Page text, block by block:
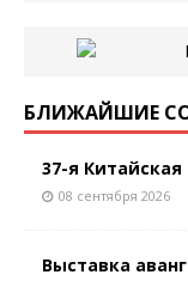
БЛИЖАЙШИЕ
37-я
08 сентября 2026
Выставка